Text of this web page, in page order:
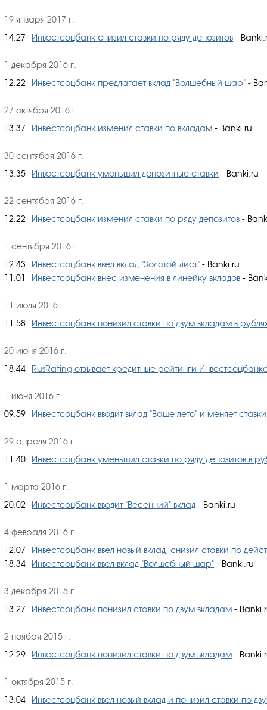
19 января 2017 г.
14.27
Инвестсоцбанк снизил ставки по ряду депозитов -
1 декабря 2016 г.
12.22
Инвестсоцбанк предлагает вклад "Волшебный шар" -
27 октября 2016 г.
13.37
Инвестсоцбанк изменил ставки по вкладам - Banki.ru
30 сентября 2016 г.
13.35
Инвестсоцбанк уменьшил депозитные ставки - Banki.ru
22 сентября 2016 г.
12.22
Инвестсоцбанк изменил ставки по ряду депозитов -
1 сентября 2016 г.
12.43
Инвестсоцбанк ввел вклад "Золотой лист" - Banki.ru
11.01
Инвестсоцбанк внес изменения в линейку вкладов -
11 июля 2016 г.
11.58
Инвестсоцбанк понизил ставки по двум вкладам в
20 июня 2016 г.
18.44
RusRating отзывает кредитные рейтинги
1 июня 2016 г.
09.59
Инвестсоцбанк вводит вклад "Ваше лето" и меняет
29 апреля 2016 г.
11.40
Инвестсоцбанк уменьшил ставки по ряду депозитов в
1 марта 2016 г.
20.02
Инвестсоцбанк вводит "Весенний" вклад - Banki.ru
4 февраля 2016 г.
12.07
Инвестсоцбанк ввел новый вклад, снизил ставки по
18.34
Инвестсоцбанк ввел вклад "Волшебный шар" - Banki.ru
3 декабря 2015 г.
13.27
Инвестсоцбанк понизил ставки по двум вкладам -
2 ноября 2015 г.
12.29
Инвестсоцбанк понизил ставки по двум вкладам -
1 октября 2015 г.
13.04
Инвестсоцбанк ввел новый вклад и понизил ставки по